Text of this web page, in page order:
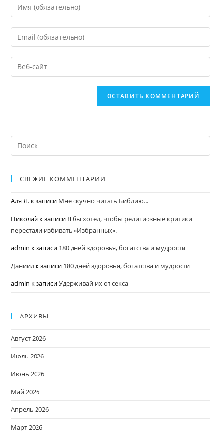
СВЕЖИЕ КОММЕНТАРИИ
Аля Л. к записи Мне скучно читать Библию…
Николай к записиЯ бы хотел, чтобы религиозные критики
перестали избивать «Избранных».
admin к записи 180 дней здоровья, богатства и мудрости
Даниил к записи 180 дней здоровья, богатства и мудрости
admin к записиУдерживай их от секса
АРХИВЫ
Август 2026
Июль 2026
Июнь 2026
Май 2026
Апрель 2026
Март 2026